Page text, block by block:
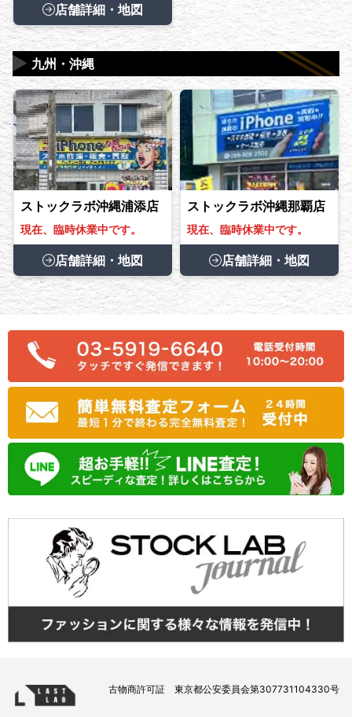
店舗詳細・地図
九州・沖縄
▶
ストックラボ沖縄浦添店
現在、臨時休業中です。
店舗詳細・地図
ストックラボ沖縄那覇店
現在、臨時休業中です。
店舗詳細・地図
古物商許可証 東京都公安委員会第307731104330号